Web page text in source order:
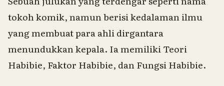
tokoh komik, namun berisi kedalaman ilmu
yang membuat para ahli dirgantara
menundukkan kepala. Ia memiliki Teori
Habibie, Faktor Habibie, dan Fungsi Habibie.